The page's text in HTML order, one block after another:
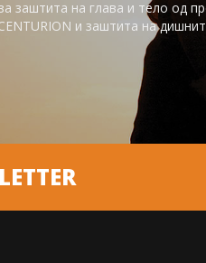
заштита на глaва и тело од
и заштита на